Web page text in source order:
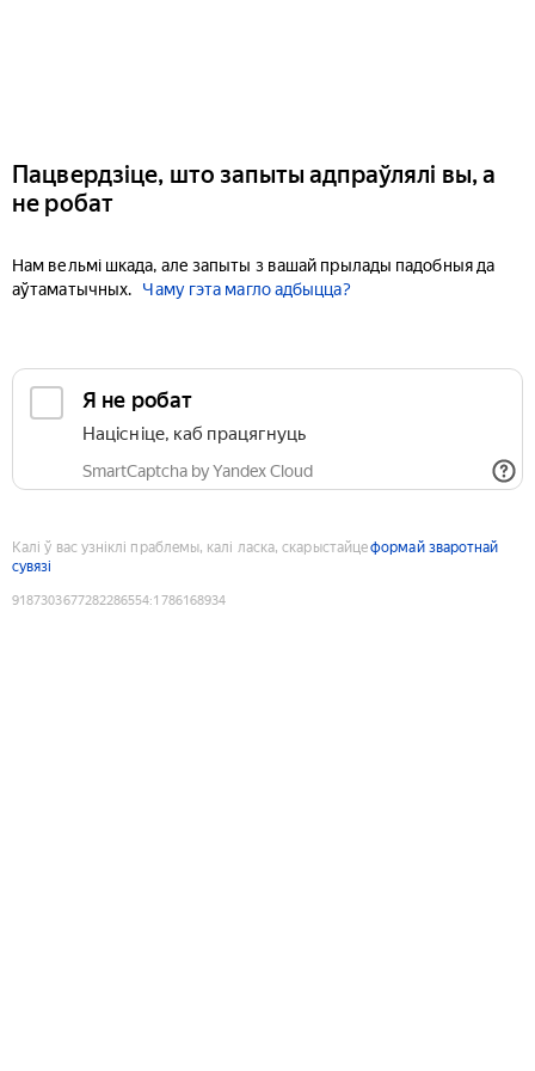
Пацвердзіце, што запыты адпраўлялі вы, а
не робат
Нам вельмі шкада, але запыты з вашай прылады падобныя да
аўтаматычных.
Чаму гэта магло адбыцца?
Я не робат
Націсніце, каб працягнуць
SmartCaptcha by Yandex Cloud
Калі ў вас узніклі праблемы, калі ласка, скарыстайцеформай зваротнай
сувязі
9187303677282286554:1786168934